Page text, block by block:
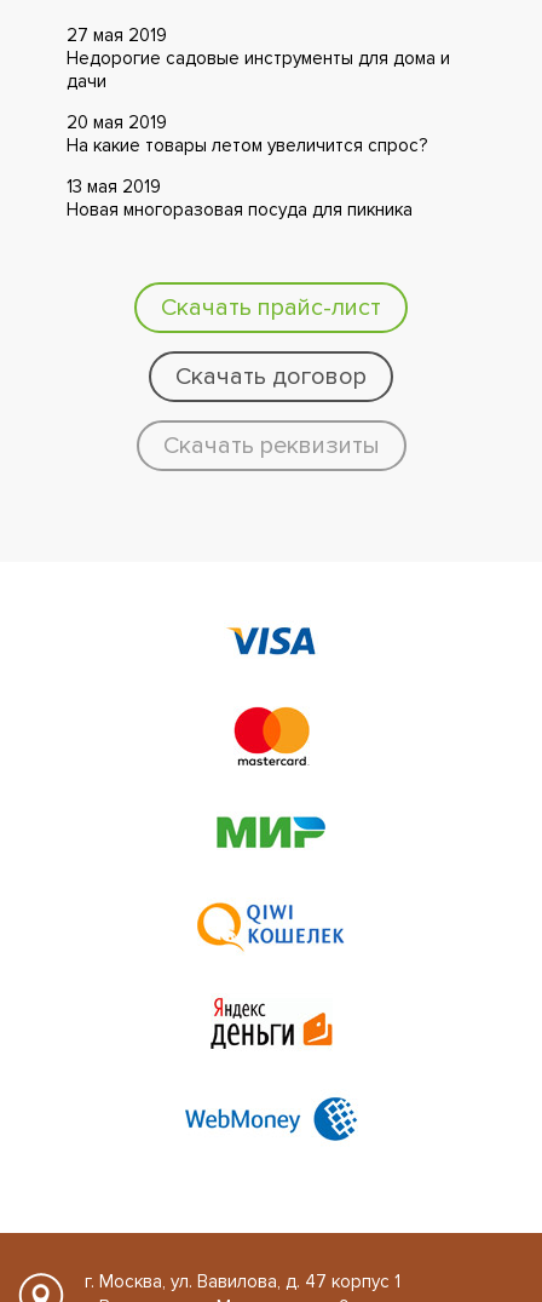
27 мая 2019
Недорогие садовые инструменты для дома и
дачи
20 мая 2019
На какие товары летом увеличится спрос?
13 мая 2019
Новая многоразовая посуда для пикника
Скачать прайс-лист
Скачать договор
Скачать реквизиты
г. Москва, ул. Вавилова, д. 47 корпус 1